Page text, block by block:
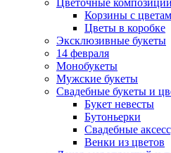
Цветочные композиции
Корзины с
Цветы в коробке
Эксклюзивные букеты
14 февраля
Монобукеты
Мужские букеты
Свадебные букеты и
Букет невесты
Бутоньерки
Свадебные
Венки из цветов